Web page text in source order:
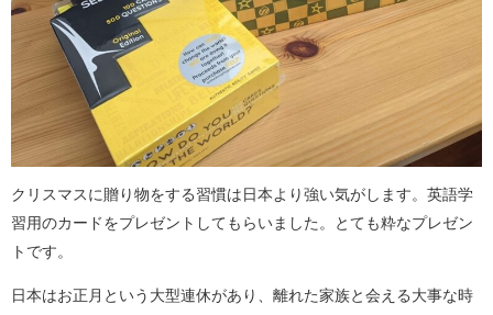
クリスマスに贈り物をする習慣は日本より強い気がします。英語学
習用のカードをプレゼントしてもらいました。とても粋なプレゼン
トです。
日本はお正月という大型連休があり、離れた家族と会える大事な時